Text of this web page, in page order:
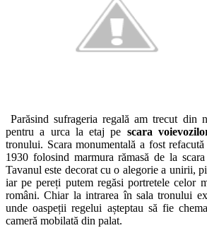
Parăsind sufrageria regală am trecut din
pentru a urca la etaj pe scara
tronului. Scara monumentală a fost
1930 folosind marmura rămasă de la
Tavanul este decorat cu o alegorie a unirii,
iar pe pereți putem regăsi portretele celor
români. Chiar la intrarea în sala tronului
unde oaspeții regelui așteptau să fie
cameră mobilată din palat.